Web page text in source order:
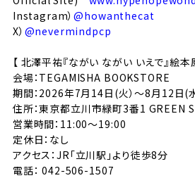
Instagram）@howanthecat
X） @nevermindpcp
【 北澤平祐『ながい ながい いえで』絵本
会場：TEGAMISHA BOOKSTORE
期間：2026年7月14日(火）〜8月12日(
住所：東京都立川市緑町3番1 GREEN
営業時間：11:00〜19:00
定休日：なし
アクセス：JR「立川駅」より徒歩8分
電話： 042-506-1507